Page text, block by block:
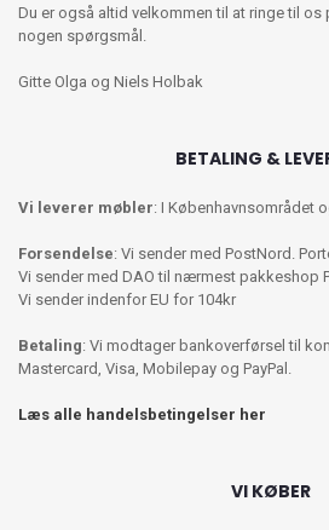
Du er også altid velkommen til at ringe til os
nogen spørgsmål.
Gitte Olga og Niels Holbak
BETALING &
Vi leverer møbler: I Københavnsområdet
Forsendelse: Vi sender med PostNord.
Vi sender med DAO til nærmest pakkeshop
Vi sender indenfor EU for 104kr
Betaling: Vi modtager bankoverførsel til
Mastercard, Visa, Mobilepay og PayPal.
Læs alle handelsbetingelser her
VI KØBER